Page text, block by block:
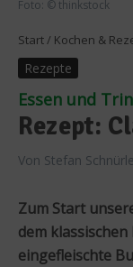
Foto: © thinkstock
Start / Kochen &
Rezepte
Essen und
Rezept:
Von Stefan Schnürle
Zum Start
dem
eingefleischte